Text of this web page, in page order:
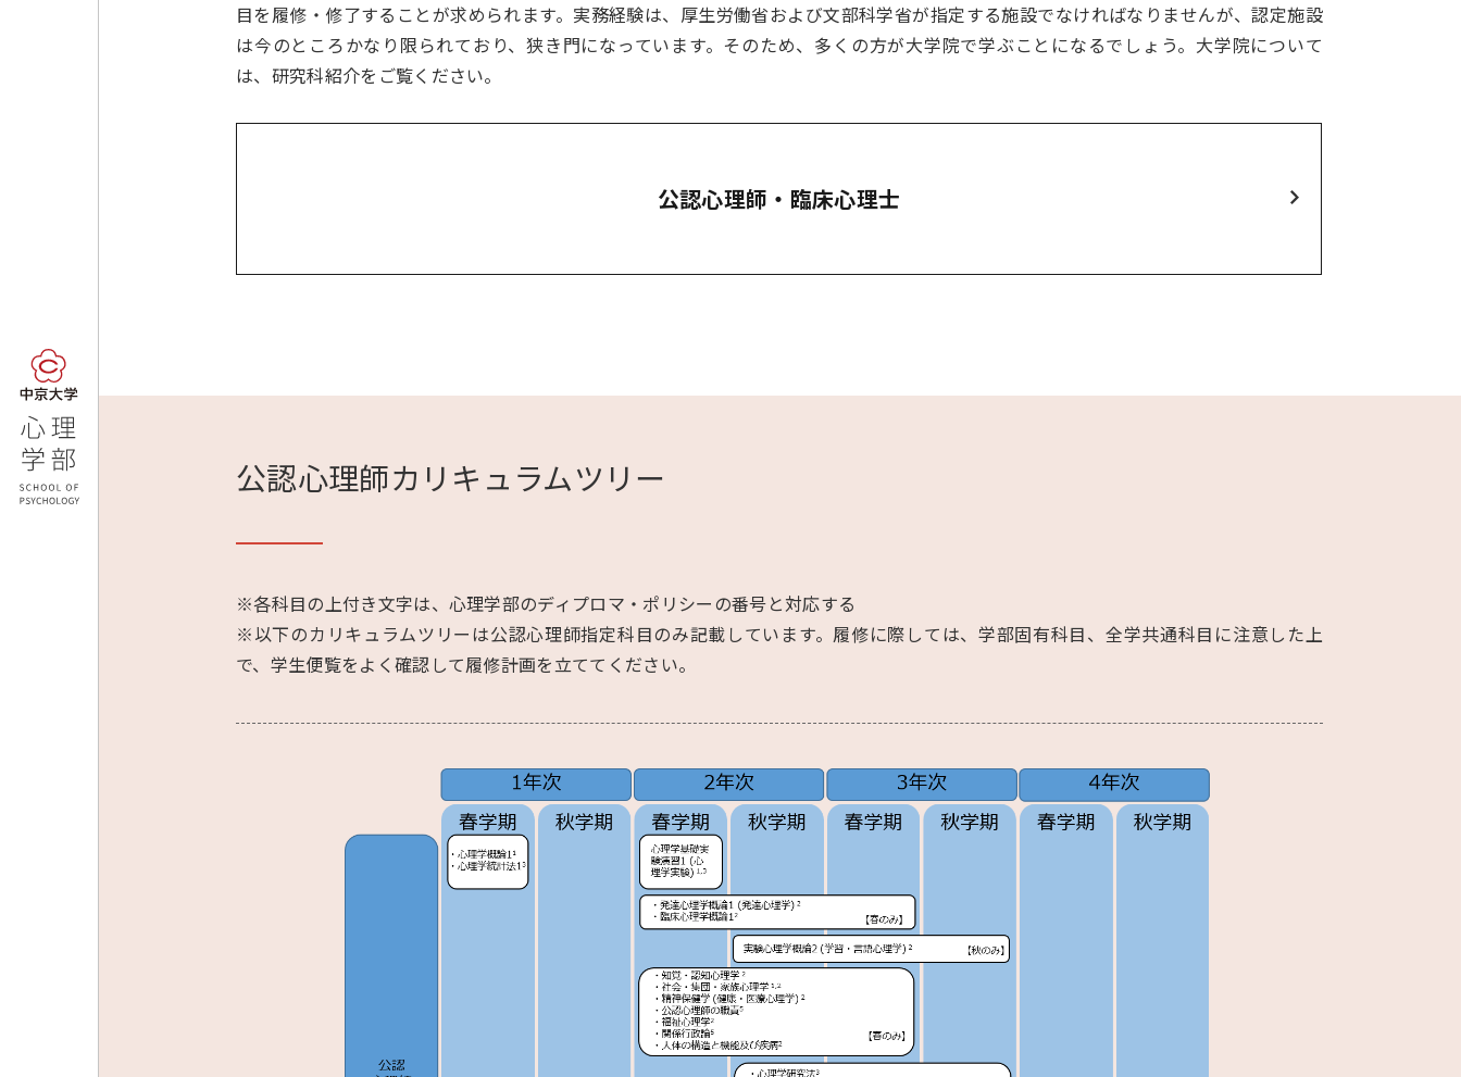
目を履修・修了することが求められます。実務経験は、厚生労働省および文部科学省が指定する施設でなければなりませんが、認定施設
は今のところかなり限られており、狭き門になっています。そのため、多くの方が大学院で学ぶことになるでしょう。大学院について
は、研究科紹介をご覧ください。
公認心理師・臨床心理士
公認心理師カリキュラムツリー
※各科目の上付き文字は、心理学部のディプロマ・ポリシーの番号と対応する
※以下のカリキュラムツリーは公認心理師指定科目のみ記載しています。履修に際しては、学部固有科目、全学共通科目に注意した上
で、学生便覧をよく確認して履修計画を立ててください。